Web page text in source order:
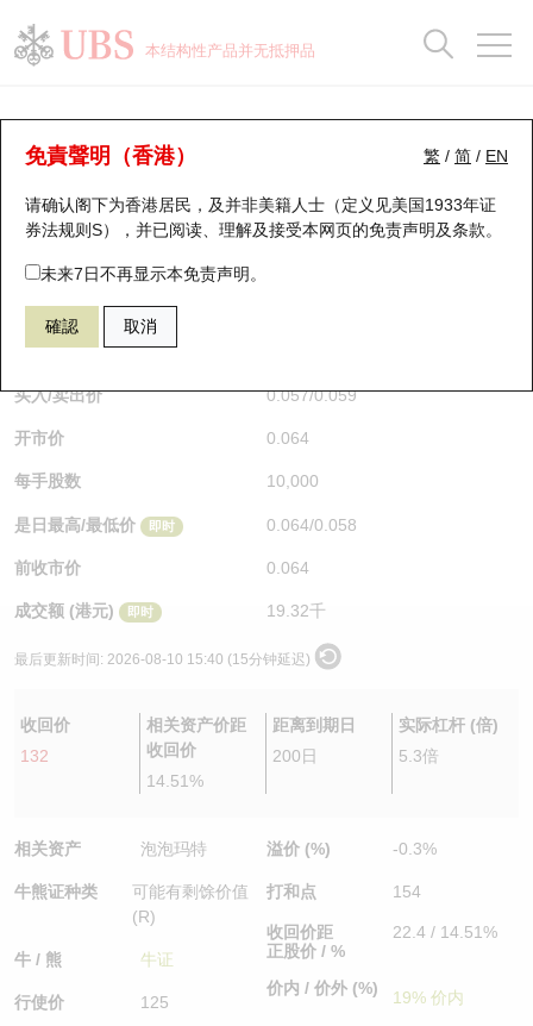
本结构性产品并无抵押品
繁 / 简 / EN
免責聲明（香港）
请确认阁下为香港居民，及并非美籍人士（定义见美国1933年证
券法规则S），并已阅读、理解及接受本网页的免责声明及条款。
未来7日不再显示本免责声明。
確認 取消
牛熊证分析仪
表现 街货统计 比较
54205 瑞银牛证 9992 泡泡玛特
$0.058 0.006
买入/卖出价 0.057/0.059
开市价 0.064
每手股数 10,000
是日最高/最低价 即时 0.064/0.058
前收市价 0.064
成交额 (港元) 即时 19.32千
最后更新时间: 2026-08-10 15:40 (15分钟延迟)
收回价
132
相关资产价距
收回价
14.51%
距离到期日
200日
实际杠杆 (倍)
5.3倍
相关资产 泡泡玛特
牛熊证种类
可能有剩馀价值
(R)
牛 / 熊 牛证
行使价 125
溢价 (%) -0.3%
打和点 154
收回价距
正股价 / %
22.4 / 14.51%
价内 / 价外 (%) 19% 价内
瑞银认股证一览
新发行瑞银认股证
即将到期认股证
认股证到期结算价查找
认股证分析仪
认股证速算机
认股证/牛熊证日志
认股证文件及公告
街货统计
比较
牛熊全景快搜
牛熊证搜寻
牛熊证街货分布图
正股牛熊证列表
新发行瑞银牛熊证
已收回牛熊证剩余价值
牛熊证到期结算价查找
牛熊证分析仪
牛熊证文件及公告
街货统计
比较
十大升幅/跌幅
十大认股证成交分布
十天股证占大市成交
资金流
街货统计
三十大平均引伸波幅
正股分析仪
二十大活跃股份
恒指成份股
国指成份股
科指成份股
相关资产沽空
中资ETFs溢价比较
AH 股价对照
持股比重
显示所有持股比重
每月轮证大市专题
轮证专栏
讲座及教育短片
认股证投资者教育
牛熊证投资者教育
认股证牛熊证常问问题